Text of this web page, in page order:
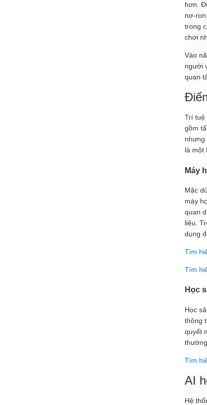
hơn.
nơ-
trong
chơi
Vào
người
quan
Trí tuệ
gồm
nhưng
là một
Máy
Mặc
máy
quan
liệu.
dụng
Tìm
Tìm
Học
Học
thông
quyết
Tìm
AI
Hệ